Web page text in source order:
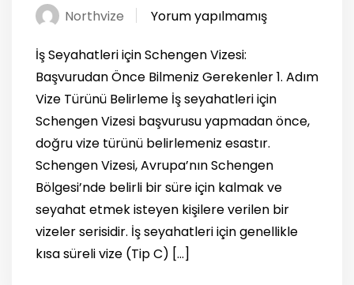
Northvize Yorum yapılmamış
İş Seyahatleri için Schengen Vizesi:
Başvurudan Önce Bilmeniz Gerekenler 1. Adım
Vize Türünü Belirleme İş seyahatleri için
Schengen Vizesi başvurusu yapmadan önce,
doğru vize türünü belirlemeniz esastır.
Schengen Vizesi, Avrupa’nın Schengen
Bölgesi’nde belirli bir süre için kalmak ve
seyahat etmek isteyen kişilere verilen bir
vizeler serisidir. İş seyahatleri için genellikle
kısa süreli vize (Tip C) […]